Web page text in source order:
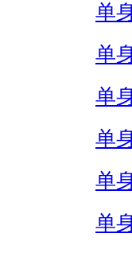
单
单
单
单
单
单